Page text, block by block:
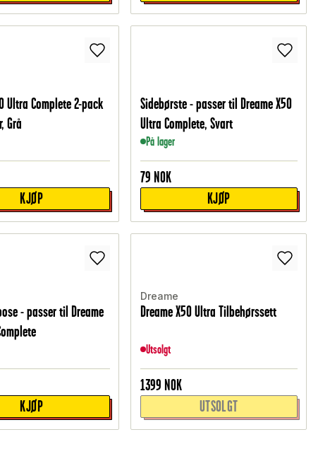
Ultra Complete 2-pack
Grå
KJØP
Sidebørste - passer til Dreame X50
Ultra Complete, Svart
På lager
79 NOK
KJØP
- passer til Dreame
KJØP
Dreame
Dreame X50 Ultra Tilbehørssett
Utsolgt
1399 NOK
UTSOLGT